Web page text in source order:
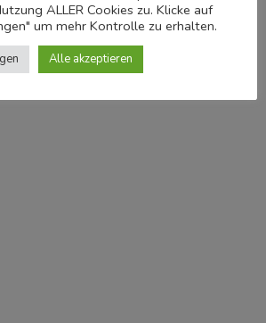
ALLER Cookies zu. Klicke auf
um mehr Kontrolle zu erhalten.
Alle akzeptieren